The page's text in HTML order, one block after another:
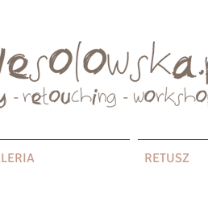
RETUSZ